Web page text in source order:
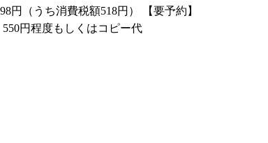
円（うち消費税額518円） 【要予約】
円程度もしくはコピー代